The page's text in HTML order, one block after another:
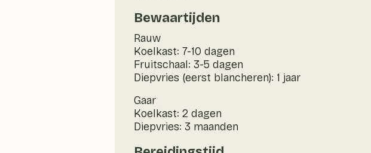
Bewaartijden
Rauw
Koelkast: 7-10 dagen
Fruitschaal: 3-5 dagen
Diepvries (eerst blancheren): 1 jaar
Gaar
Koelkast: 2 dagen
Diepvries: 3 maanden